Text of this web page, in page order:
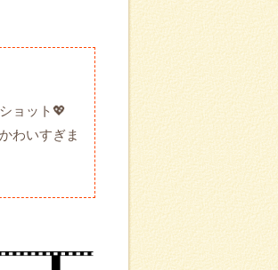
ョット💖
わいすぎま